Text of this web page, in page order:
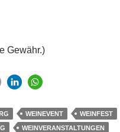
Gewähr.)
WEINEVENT
WEINFEST
WEINVERANSTALTUNGEN